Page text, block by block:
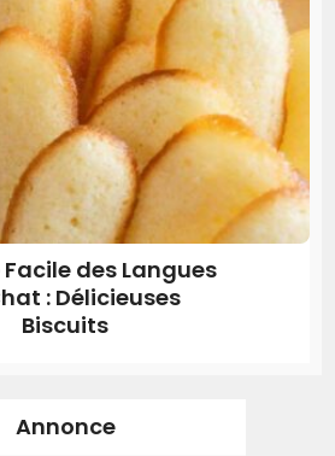
des Langues
: Délicieuses
Biscuits
Annonce